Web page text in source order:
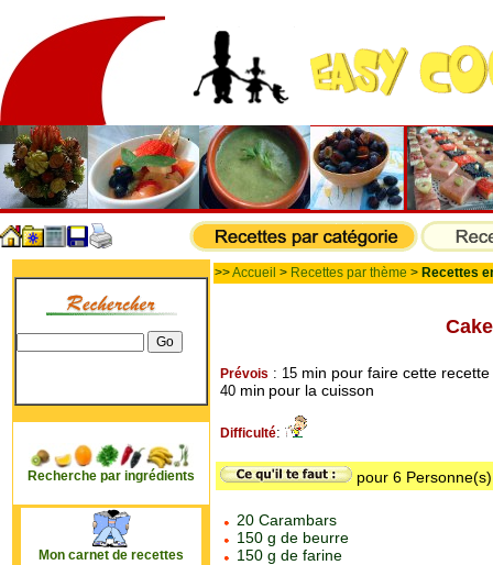
Recherche par ingrédients
Mon carnet de recettes
>>Accueil > Recettes par thème > Recettes
Prévois : 15 min pour faire cette recette
40 min pour la cuisson
Difficulté:
pour 6 Personne(s)
20 Carambars
150 g de beurre
150 g de farine